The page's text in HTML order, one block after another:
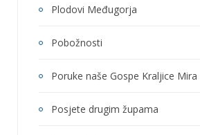
Plodovi Međugorja
Pobožnosti
Poruke naše Gospe Kraljice Mira
Posjete drugim župama